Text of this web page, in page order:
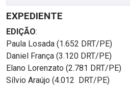
EXPEDIENTE
EDIÇÃO:
Paula Losada (1.652 DRT/PE)
Daniel França (3.120 DRT/PE)
Elano Lorenzato (2.781 DRT/PE)
Sílvio Araújo (4.012 DRT/PE)